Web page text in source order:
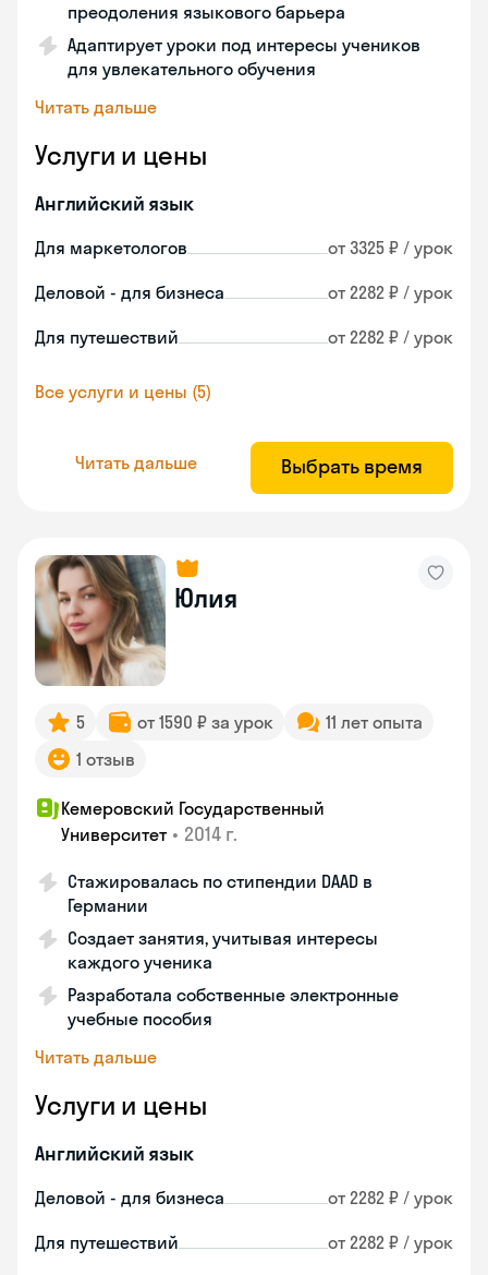
преодоления языкового барьера
Адаптирует уроки под интересы учеников
для увлекательного обучения
Читать дальше
Услуги и цены
Английский язык
Для маркетологов от 3325 ₽ / урок
Деловой - для бизнеса от 2282 ₽ / урок
Для путешествий от 2282 ₽ / урок
Все услуги и цены (5)
Читать дальше Выбрать время
Юлия
5 от 1590 ₽ за урок
11 лет опыта
1 отзыв
Кемеровский Государственный
Университет • 2014 г.
Стажировалась по стипендии DAAD в
Германии
Создает занятия, учитывая интересы
каждого ученика
Разработала собственные электронные
учебные пособия
Читать дальше
Услуги и цены
Английский язык
Деловой - для бизнеса от 2282 ₽ / урок
Для путешествий от 2282 ₽ / урок